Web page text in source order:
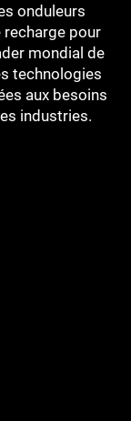
onduleurs
pour
mondial de
technologies
aux besoins
industries.